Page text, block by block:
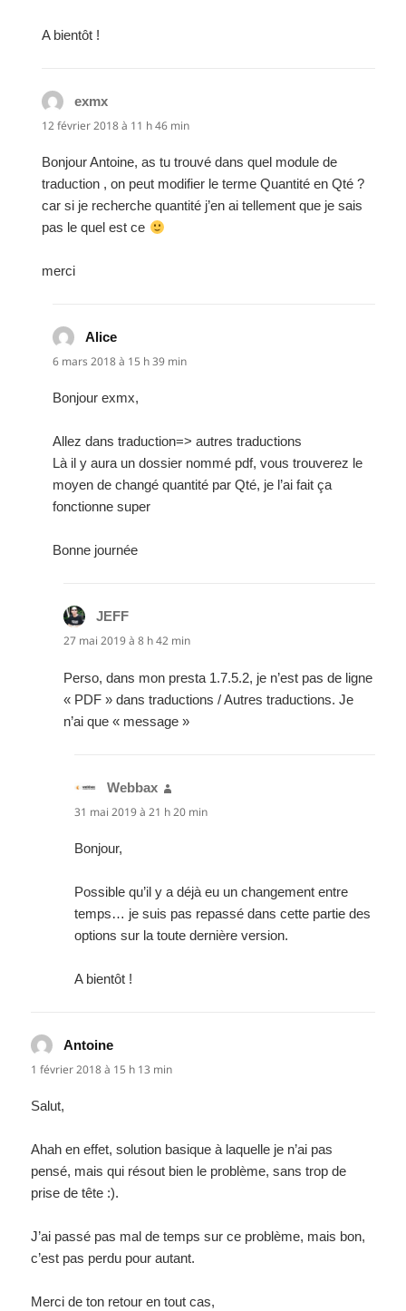
A bientôt !
exmx
12 février 2018 à 11 h 46 min
Bonjour Antoine, as tu trouvé dans quel module de
traduction , on peut modifier le terme Quantité en Qté ?
car si je recherche quantité j’en ai tellement que je sais
pas le quel est ce
merci
Alice
6 mars 2018 à 15 h 39 min
Bonjour exmx,
Allez dans traduction=> autres traductions
Là il y aura un dossier nommé pdf, vous trouverez le
moyen de changé quantité par Qté, je l’ai fait ça
fonctionne super
Bonne journée
JEFF
27 mai 2019 à 8 h 42 min
Perso, dans mon presta 1.7.5.2, je n’est pas de ligne
« PDF » dans traductions / Autres traductions. Je
n’ai que « message »
Webbax
31 mai 2019 à 21 h 20 min
Bonjour,
Possible qu’il y a déjà eu un changement entre
temps… je suis pas repassé dans cette partie des
options sur la toute dernière version.
A bientôt !
Antoine
1 février 2018 à 15 h 13 min
Salut,
Ahah en effet, solution basique à laquelle je n’ai pas
pensé, mais qui résout bien le problème, sans trop de
prise de tête :).
J’ai passé pas mal de temps sur ce problème, mais bon,
c’est pas perdu pour autant.
Merci de ton retour en tout cas,